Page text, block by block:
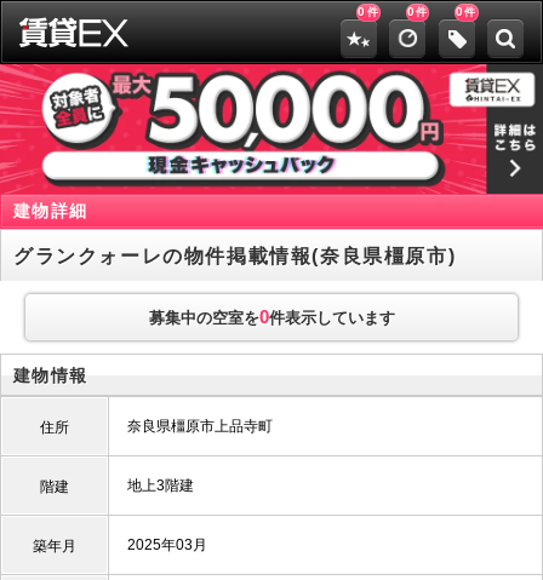
0 件 0件 0件
建物詳細
グランクォーレの物件掲載情報(奈良県橿原市)
募集中の空室を0件表示しています
建物情報
住所 奈良県橿原市上品寺町
階建 地上3階建
築年月 2025年03月